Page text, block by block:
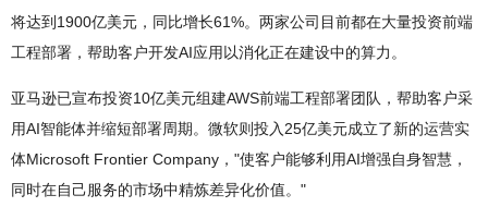
将达到1900亿美元，同比增长61%。两家公司目前都在大量投资前端
工程部署，帮助客户开发AI应用以消化正在建设中的算力。
亚马逊已宣布投资10亿美元组建AWS前端工程部署团队，帮助客户采
用AI智能体并缩短部署周期。微软则投入25亿美元成立了新的运营实
体Microsoft Frontier Company，"使客户能够利用AI增强自身智慧，
同时在自己服务的市场中精炼差异化价值。"